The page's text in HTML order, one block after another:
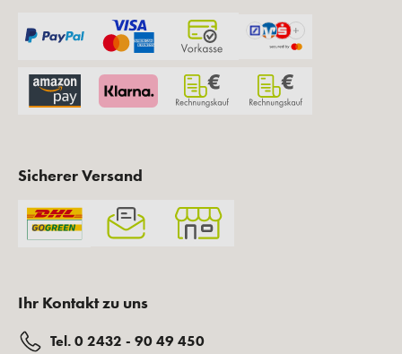
Sicherer Versand
Ihr Kontakt zu uns
Tel. 0 2432 - 90 49 450